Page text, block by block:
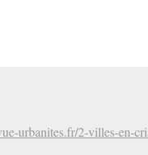
urbanites.fr/2-villes-en-